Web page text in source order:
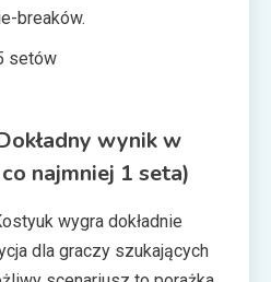
breaków.
setów
wynik w
najmniej 1 seta)
wygra dokładnie
dla graczy szukających